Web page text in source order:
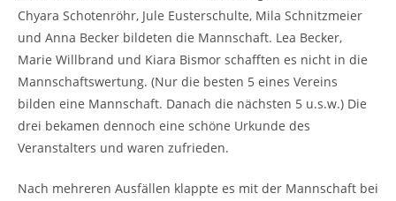
Chyara Schotenröhr, Jule Eusterschulte, Mila Schnitzmeier
und Anna Becker bildeten die Mannschaft. Lea Becker,
Marie Willbrand und Kiara Bismor schafften es nicht in die
Mannschaftswertung. (Nur die besten 5 eines Vereins
bilden eine Mannschaft. Danach die nächsten 5 u.s.w.) Die
drei bekamen dennoch eine schöne Urkunde des
Veranstalters und waren zufrieden.
Nach mehreren Ausfällen klappte es mit der Mannschaft bei